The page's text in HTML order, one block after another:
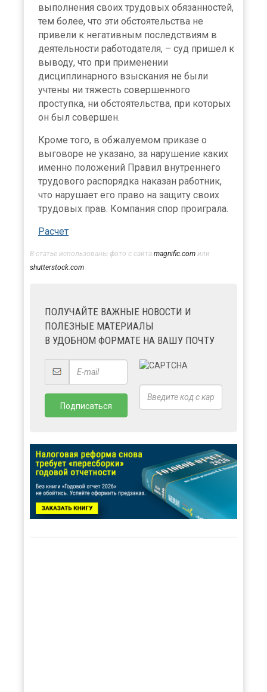
выполнения своих трудовых обязанностей,
тем более, что эти обстоятельства не
привели к негативным последствиям в
деятельности работодателя, – суд пришел к
выводу, что при применении
дисциплинарного взыскания не были
учтены ни тяжесть совершенного
проступка, ни обстоятельства, при которых
он был совершен.
Кроме того, в обжалуемом приказе о
выговоре не указано, за нарушение каких
именно положений Правил внутреннего
трудового распорядка наказан работник,
что нарушает его право на защиту своих
трудовых прав. Компания спор проиграла.
Расчет
В статье использованы фото с сайта magnific.com или
shutterstock.com
ПОЛУЧАЙТЕ ВАЖНЫЕ НОВОСТИ И
ПОЛЕЗНЫЕ МАТЕРИАЛЫ
В УДОБНОМ ФОРМАТЕ НА ВАШУ ПОЧТУ